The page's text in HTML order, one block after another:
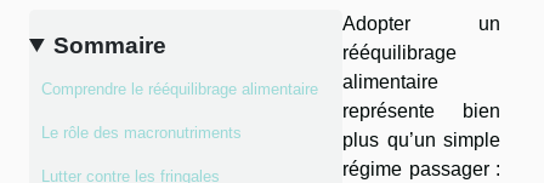
Sommaire
Comprendre le rééquilibrage alimentaire
Le rôle des macronutriments
Lutter contre les fringales
Adopter un
rééquilibrage
alimentaire
représente bien
plus qu’un simple
régime passager :